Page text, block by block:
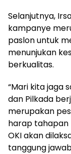
Selanjutnya,
kampanye
paslon untuk
menunjukan
berkualitas.
“Mari kita jaga
dan Pilkada
merupakan
harap tahapan
OKI akan
tanggung